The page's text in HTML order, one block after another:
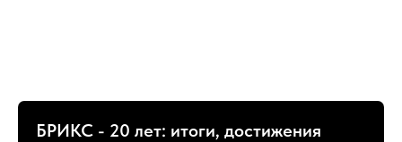
БРИКС - 20 лет: итоги, достижения